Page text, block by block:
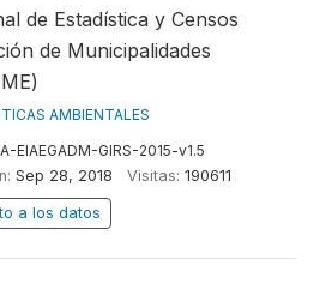
de Estadística y Censos
de Municipalidades
AMBIENTALES
EIAEGADM-GIRS-2015-v1.5
Sep 28, 2018 Visitas: 190611
a los datos